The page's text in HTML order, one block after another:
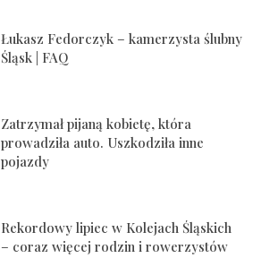
Łukasz Fedorczyk – kamerzysta ślubny
Śląsk | FAQ
Zatrzymał pijaną kobietę, która
prowadziła auto. Uszkodziła inne
pojazdy
Rekordowy lipiec w Kolejach Śląskich
– coraz więcej rodzin i rowerzystów